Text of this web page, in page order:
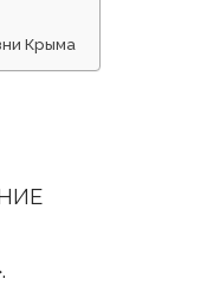
Крыма